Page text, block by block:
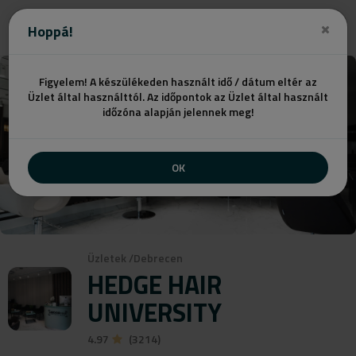
Hoppá!
Figyelem! A készülékeden használt idő / dátum eltér az
Üzlet által használttól. Az időpontok az Üzlet által használt
időzóna alapján jelennek meg!
OK
Üzletek /Debrecen
HEDGE HAIR
UNIVERSITY
4.97 (3214)